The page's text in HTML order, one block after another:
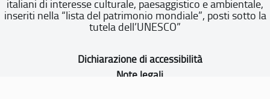
italiani di interesse culturale, paesaggistico e ambientale,
inseriti nella “lista del patrimonio mondiale”, posti sotto la
tutela dell’UNESCO”
Dichiarazione di accessibilità
Note legali